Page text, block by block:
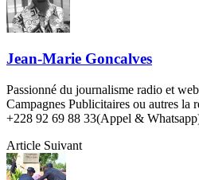
Jean-Marie Goncalves
Passionné du journalisme radio et
Campagnes Publicitaires ou autres la
+228 92 69 88 33(Appel &
Article Suivant